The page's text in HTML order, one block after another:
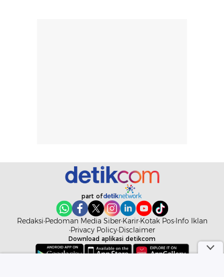
part of
RedaksiPedoman Media SiberKarirKotak PosInfo Iklan
Privacy Policy Disclaimer
Download aplikasi detikcom